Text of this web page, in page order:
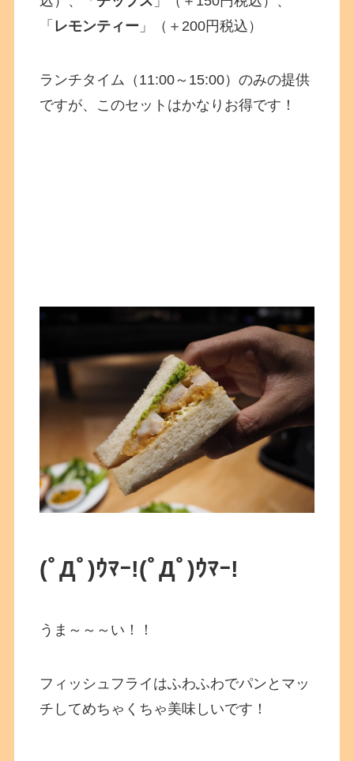
「 レモンティー 」（＋200円税込）
ランチタイム（11:00～15:00）のみの提供
ですが、このセットはかなりお得です！
(ﾟДﾟ)ｳﾏｰ!(ﾟДﾟ)ｳﾏｰ!
うま～～～い！！
フィッシュフライはふわふわでパンとマッ
チしてめちゃくちゃ美味しいです！